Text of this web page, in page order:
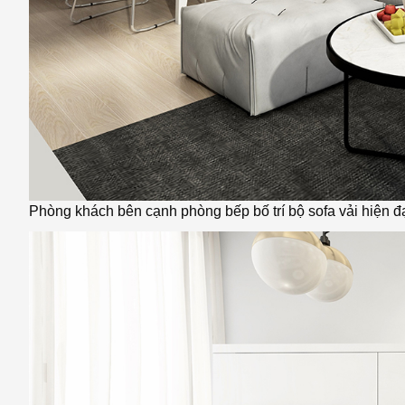
Phòng khách bên cạnh phòng bếp bố trí bộ sofa vải hiện